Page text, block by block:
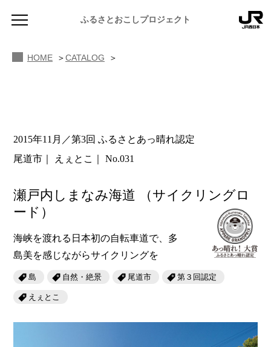
ふるさとおこしプロジェクト
お知らせ
MAGAZINE
地域のよみもの
ふるさと図鑑
ふるさと文庫
JR西日本グループのおみやげ開発
岡山海苔シリーズ
ふるさとあっ晴れ認定
HOME CATALOG
2015年11月／第3回 ふるさとあっ晴れ認定
尾道市
えぇとこ No.031
瀬戸内しまなみ海道
（サイクリングロ
ード）
海峡を渡れる日本初の自転車道で、多
島美を感じながらサイクリングを
島 自然・絶景 尾道市 第３回認定
えぇとこ